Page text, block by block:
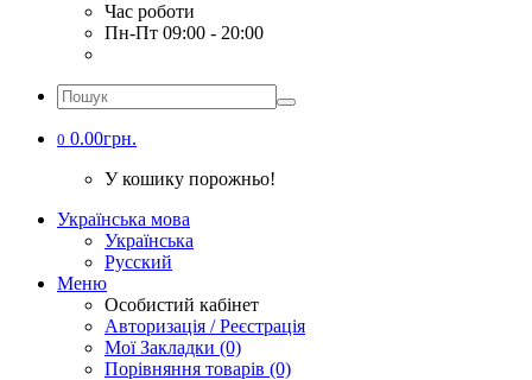
Час роботи
Пн-Пт 09:00 - 20:00
0 0.00грн.
У кошику порожньо!
Українська мова
Українська
Русский
Меню
Особистий кабінет
Авторизація / Реєстрація
Мої Закладки (0)
Порівняння товарів (0)